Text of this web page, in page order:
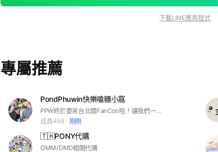
下載LINE應用程式
專屬推薦
PondPhuwin快樂嗑糖小窩
PPW終於要來台北開FanCon啦！讓我們一起努力加油搶票，順利進場見二寶吧！🥹
成員458
剛剛
🇹🇭PONY代購
GMM/DMD相關代購